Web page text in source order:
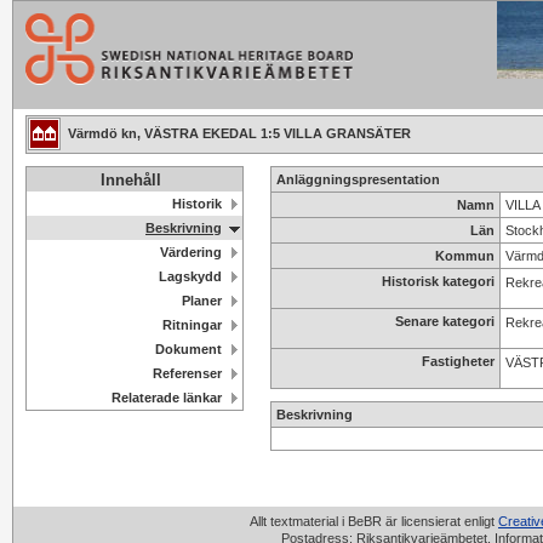
Värmdö kn, VÄSTRA EKEDAL 1:5 VILLA GRANSÄTER
Innehåll
Historik
Beskrivning
Värdering
Lagskydd
Planer
Ritningar
Dokument
Referenser
Relaterade länkar
Anläggningspresentation
Namn
Län
Kommun
Historisk kategori
Senare kategori
Fastigheter
Beskrivning
Allt textmaterial i BeBR är licensierat enligt
Postadress: Riksantikvarieämbetet,